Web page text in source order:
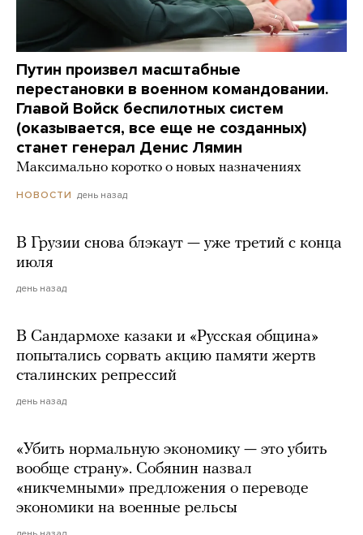
Путин произвел масштабные
перестановки в военном командовании.
Главой Войск беспилотных систем
(оказывается, все еще не созданных)
станет генерал Денис Лямин
Максимально коротко о новых назначениях
НОВОСТИ день назад
В Грузии снова блэкаут — уже третий с конца
июля
день назад
В Сандармохе казаки и «Русская община»
попытались сорвать акцию памяти жертв
сталинских репрессий
день назад
«Убить нормальную экономику — это убить
вообще страну». Собянин назвал
«никчемными» предложения о переводе
экономики на военные рельсы